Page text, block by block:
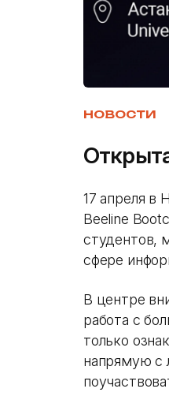
НОВОСТИ
17 апреля в
Beeline
студентов,
сфере
В центре
работа с
только
напрямую с